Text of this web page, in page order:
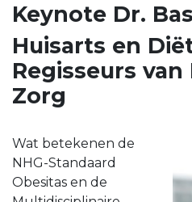
Keynote Dr.
Huisarts en
Regisseurs
Zorg
Wat betekenen de
NHG-Standaard
Obesitas en de